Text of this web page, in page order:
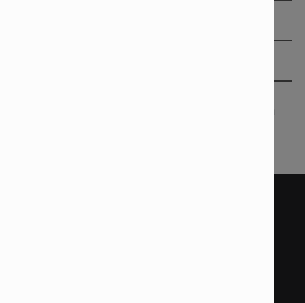
поскъпване на ГО-то тръгва